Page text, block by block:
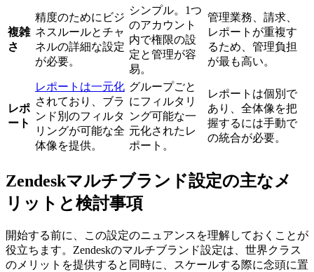
複雑
さ
精度のためにビジ
ネスルールとチャ
ネルの詳細な設定
が必要。
シンプル。1つ
のアカウント
内で権限の設
定と管理が容
易。
管理業務、請求、
レポートが重複す
るため、管理負担
が最も高い。
レポ
ート
レポートは一元化
されており、ブラ
ンド別のフィルタ
リングが可能な全
体像を提供。
グループごと
にフィルタリ
ング可能な一
元化されたレ
ポート。
レポートは個別で
あり、全体像を把
握するには手動で
の統合が必要。
Zendeskマルチブランド設定の主なメ
リットと検討事項
開始する前に、この設定のニュアンスを理解しておくことが
役立ちます。Zendeskのマルチブランド設定は、世界クラス
のメリットを提供すると同時に、スケールする際に念頭に置